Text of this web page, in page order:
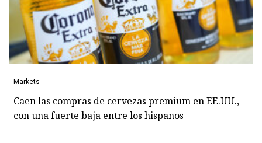
Markets
Caen las compras de cervezas premium en EE.UU.,
con una fuerte baja entre los hispanos